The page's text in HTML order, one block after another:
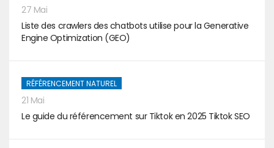
27 Mai
Liste des crawlers des chatbots utilise pour la Generative
Engine Optimization (GEO)
RÉFÉRENCEMENT NATUREL
21 Mai
Le guide du référencement sur Tiktok en 2025 Tiktok SEO